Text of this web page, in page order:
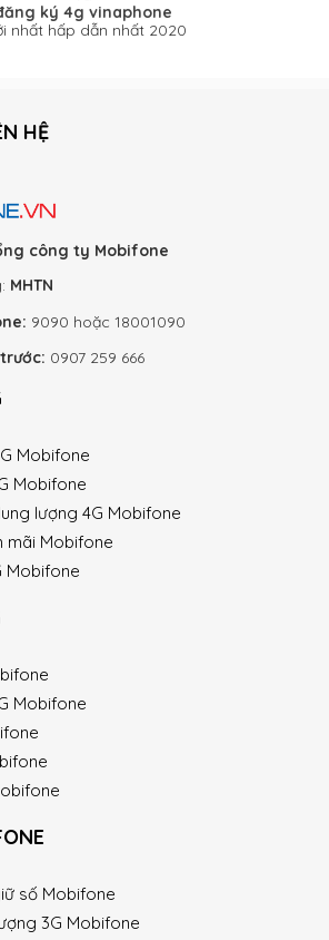
ký 4g vinaphone
nhất hấp dẫn nhất 2020
HỆ
công ty Mobifone
MHTN
9090 hoặc 18001090
0907 259 666
Mobifone
Mobifone
lượng 4G Mobifone
mãi Mobifone
Mobifone
Mobifone
số Mobifone
3G Mobifone